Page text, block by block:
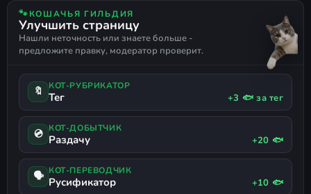
Смена языка
Язык переключается в настройках
игры.
МЕНЕДЖМЕНТ
ИММЕРСИВНЫЙ СИМ
ЭКОНОМИКА
УПРАВЛЕНИЕ РЕСУРСАМИ
СИМУЛЯТОР ЖИЗНИ
ТОРГОВЛЯ
СИМУЛЯТОР РАБОТЫ
🐾КОШАЧЬЯ ГИЛЬДИЯ
Улучшить страницу
Нашли неточность или знаете больше -
предложите правку, модератор проверит.
🔖 КОТ-РУБРИКАТОР
Тег +3 🐟 за тег
💿 КОТ-ДОБЫТЧИК
Раздачу +20 🐟
🗣 КОТ-ПЕРЕВОДЧИК
Русификатор +10 🐟